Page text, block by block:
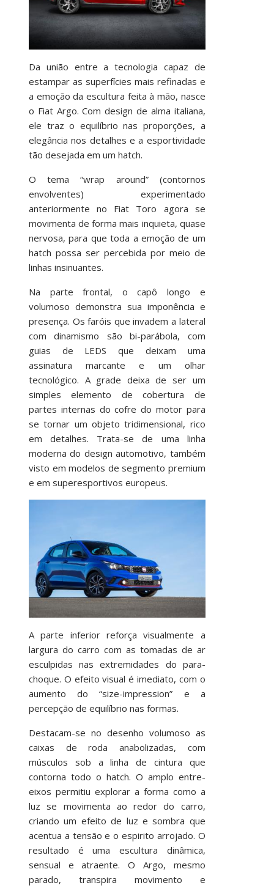
Da união entre a tecnologia capaz de
estampar as superfícies mais refinadas e
a emoção da escultura feita à mão, nasce
o Fiat Argo. Com design de alma italiana,
ele traz o equilíbrio nas proporções, a
elegância nos detalhes e a esportividade
tão desejada em um hatch.
O tema “wrap around” (contornos
envolventes) experimentado
anteriormente no Fiat Toro agora se
movimenta de forma mais inquieta, quase
nervosa, para que toda a emoção de um
hatch possa ser percebida por meio de
linhas insinuantes.
Na parte frontal, o capô longo e
volumoso demonstra sua imponência e
presença. Os faróis que invadem a lateral
com dinamismo são bi-parábola, com
guias de LEDS que deixam uma
assinatura marcante e um olhar
tecnológico. A grade deixa de ser um
simples elemento de cobertura de
partes internas do cofre do motor para
se tornar um objeto tridimensional, rico
em detalhes. Trata-se de uma linha
moderna do design automotivo, também
visto em modelos de segmento premium
e em superesportivos europeus.
A parte inferior reforça visualmente a
largura do carro com as tomadas de ar
esculpidas nas extremidades do para-
choque. O efeito visual é imediato, com o
aumento do “size-impression” e a
percepção de equilíbrio nas formas.
Destacam-se no desenho volumoso as
caixas de roda anabolizadas, com
músculos sob a linha de cintura que
contorna todo o hatch. O amplo entre-
eixos permitiu explorar a forma como a
luz se movimenta ao redor do carro,
criando um efeito de luz e sombra que
acentua a tensão e o espirito arrojado. O
resultado é uma escultura dinâmica,
sensual e atraente. O Argo, mesmo
parado, transpira movimento e